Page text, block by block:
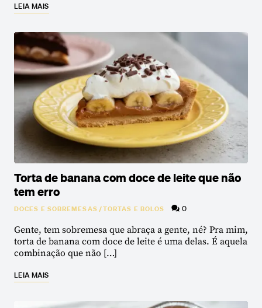
LEIA MAIS
Torta de banana com doce de leite que não
tem erro
DOCES E SOBREMESAS/TORTAS E BOLOS 0
Gente, tem sobremesa que abraça a gente, né? Pra mim,
torta de banana com doce de leite é uma delas. É aquela
combinação que não […]
LEIA MAIS